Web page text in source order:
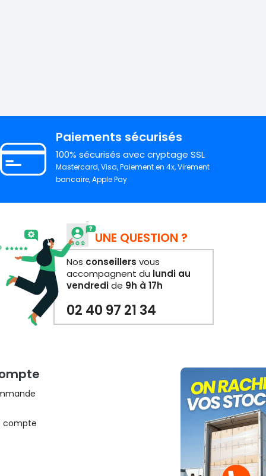
Paiements sécurisés
100% sécurisés avec cryptage SSL
Mastercard, Visa, Paiement en 4x, Virement
bancaire, Apple Pay
UNE QUESTION ?
Nos conseillers vous
accompagnent du lundi au
vendredide 9h à 17h
02 40 97 21 34
compte